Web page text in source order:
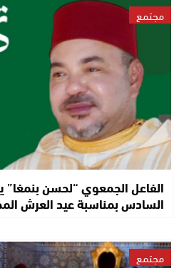
مجتمع
الفاعل الجمعوي “لحسن
السادس بمناسبة عيد العرش
مجتمع